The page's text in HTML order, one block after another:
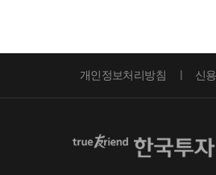
개인정보처리방침 신